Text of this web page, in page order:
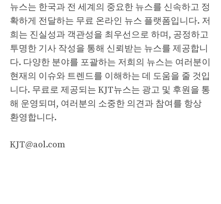
뉴스는 한국과 전 세계의 중요한 뉴스를 신속하고 정
확하게 전달하는 무료 온라인 뉴스 플랫폼입니다. 저
희는 진실성과 객관성을 최우선으로 하며, 공정하고
투명한 기사 작성을 통해 신뢰받는 뉴스를 제공합니
다. 다양한 분야를 포괄하는 저희의 뉴스는 여러분이
현재의 이슈와 트렌드를 이해하는 데 도움을 줄 것입
니다. 무료로 제공되는 KJT뉴스는 광고 및 후원을 통
해 운영되며, 여러분의 소중한 의견과 참여를 항상
환영합니다.
KJT@aol.com